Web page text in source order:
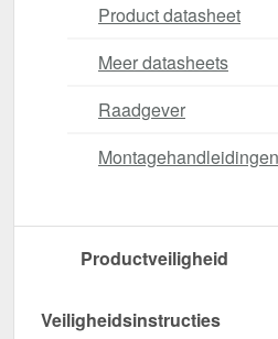
Product datasheet
Meer datasheets
Raadgever
Montagehandleidingen
Productveiligheid
Veiligheidsinstructies